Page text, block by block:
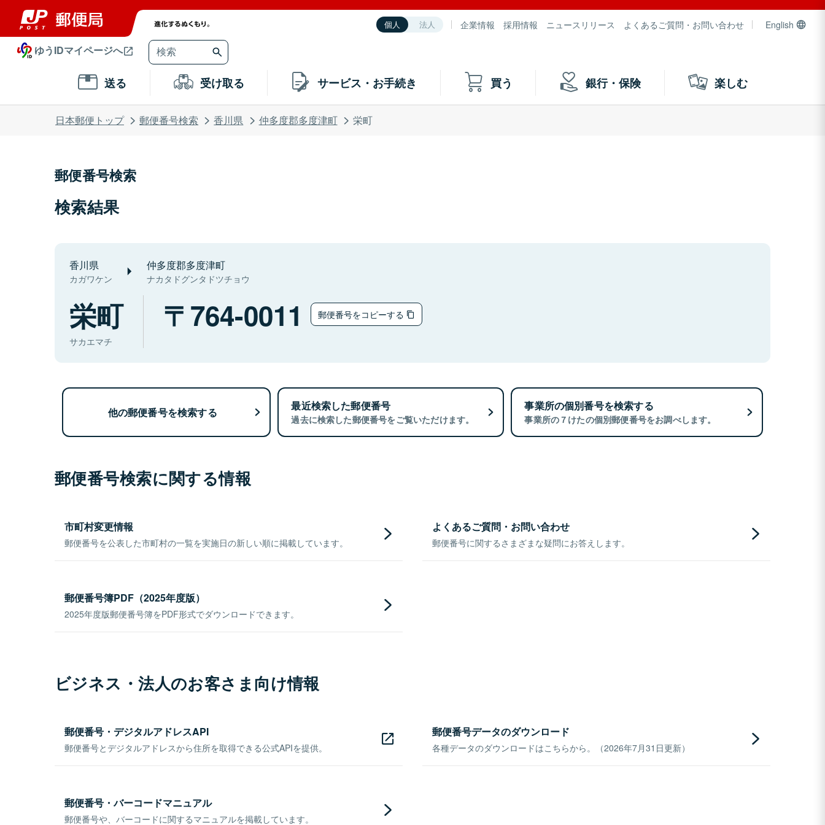
個人 法人 企業情報 採用情報 ニュースリリース よくあるご質問・お問い合わせ English
ゆうIDマイページへ
送る 受け取る サービス・お手続き 買う 銀行・保険 楽しむ
日本郵便トップ 郵便番号検索 香川県 仲多度郡多度津町 栄町
郵便番号検索
検索結果
香川県
カガワケン
仲多度郡多度津町
ナカタドグンタドツチョウ
栄町
サカエマチ
764-0011 郵便番号をコピーする
他の郵便番号を検索する 最近検索した郵便番号
過去に検索した郵便番号をご覧いただけます。
事業所の個別番号を検索する
事業所の７けたの個別郵便番号をお調べします。
郵便番号検索に関する情報
市町村変更情報
郵便番号を公表した市町村の一覧を実施日の新しい順に掲載しています。
よくあるご質問・お問い合わせ
郵便番号に関するさまざまな疑問にお答えします。
郵便番号簿PDF（2025年度版）
2025年度版郵便番号簿をPDF形式でダウンロードできます。
ビジネス・法人のお客さま向け情報
郵便番号・デジタルアドレスAPI
郵便番号とデジタルアドレスから住所を取得できる公式APIを提供。
郵便番号データのダウンロード
各種データのダウンロードはこちらから。（2026年7月31日更新）
郵便番号・バーコードマニュアル
郵便番号や、バーコードに関するマニュアルを掲載しています。